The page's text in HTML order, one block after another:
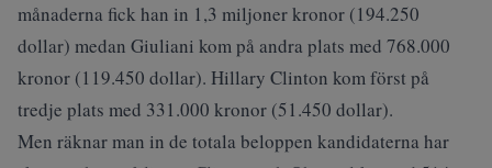
månaderna fick han in 1,3 miljoner kronor (194.250
dollar) medan Giuliani kom på andra plats med 768.000
kronor (119.450 dollar). Hillary Clinton kom först på
tredje plats med 331.000 kronor (51.450 dollar).
Men räknar man in de totala beloppen kandidaterna har